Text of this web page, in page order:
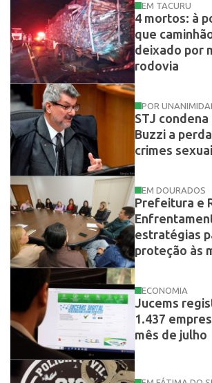
EM TACURU
4 mortos: à
que
deixado por
rodovia
POR
STJ
Buzzi a
crimes
EM DOURADOS
Prefeitura e
estratégias
proteção às
ECONOMIA
Jucems
1.437
mês de julho